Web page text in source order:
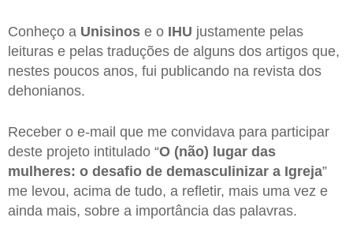
Conheço a Unisinos e o IHU justamente pelas
leituras e pelas traduções de alguns dos artigos que,
nestes poucos anos, fui publicando na revista dos
dehonianos.
Receber o e-mail que me convidava para participar
deste projeto intitulado “O (não) lugar das
mulheres: o desafio de demasculinizar a Igreja”
me levou, acima de tudo, a refletir, mais uma vez e
ainda mais, sobre a importância das palavras.